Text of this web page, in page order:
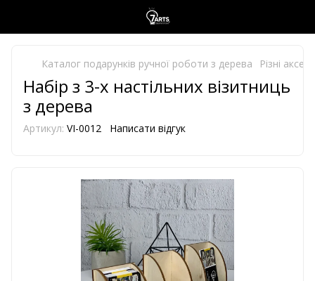
Каталог подарунків ручної роботи з дерева Різні
Набір з 3-х настільних візитниць
з дерева
Артикул: VI-0012 Написати відгук